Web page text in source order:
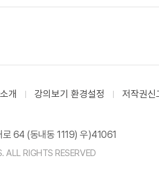
개 강의보기 환경설정 저작권신
로 64 (동내동 1119) 우)41061
RIGHTS RESERVED